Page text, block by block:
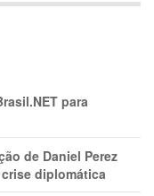
para
de Daniel Perez
diplomática